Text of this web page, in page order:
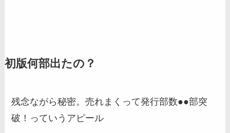
初版何部出たの？
残念ながら秘密。売れまくって発行部数●●部突
破！っていうアピール